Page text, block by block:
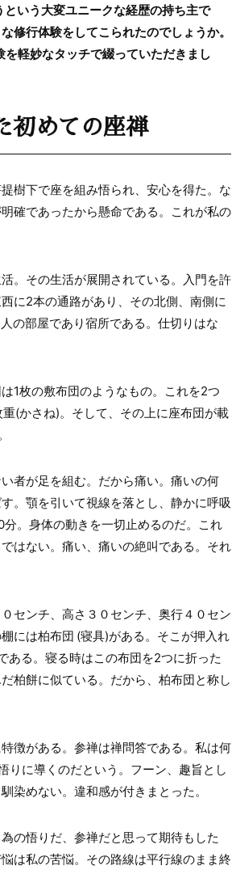
いう大変ユニークな経歴の持ち主で
修行体験をしてこられたのでしょうか。
軽妙なタッチで綴っていただきまし
初めての座禅
樹下で座を組み悟られ、安心を得た。な
確であったから懸命である。これが私の
。その生活が展開されている。入門を許
に2本の通路があり、その北側、南側に
の部屋であり宿所である。仕切りはな
1枚の敷布団のようなもの。これを2つ
(かさね)。そして、その上に座布団が載
者が足を組む。だから痛い。痛いの何
。顎を引いて視線を落とし、静かに呼吸
。身体の動きを一切止めるのだ。これ
はない。痛い、痛いの絶叫である。それ
センチ、高さ３０センチ、奥行４０セン
には柏布団 (寝具)がある。そこが押入れ
ある。寝る時はこの布団を2つに折った
柏餅に似ている。だから、柏布団と称し
徴がある。参禅は禅問答である。私は何
りに導くのだという。フーン、趣旨とし
染めない。違和感が付きまとった。
の悟りだ、参禅だと思って期待もした
は私の苦悩。その路線は平行線のまま終